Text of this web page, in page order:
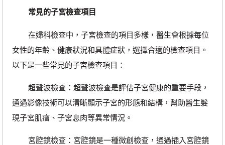
常見的子宮檢查項目
在婦科檢查中，子宮檢查的項目多樣，醫生會根據每位
女性的年齡、健康狀況和具體症狀，選擇合適的檢查項目。
以下是一些常見的子宮檢查項目：
超聲波檢查：超聲波檢查是評估子宮健康的重要手段，
通過影像技術可以清晰顯示子宮的形態和結構，幫助醫生髮
現子宮肌瘤、子宮息肉等異常情況。
宮腔鏡檢查：宮腔鏡是一種微創檢查，通過插入宮腔鏡